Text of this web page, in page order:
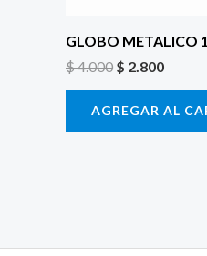
GLOBO METALICO
$4.000 $ 2.800
AGREGAR AL